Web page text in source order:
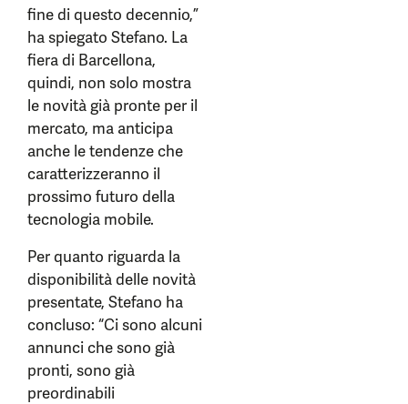
fine di questo decennio,”
ha spiegato Stefano. La
fiera di Barcellona,
quindi, non solo mostra
le novità già pronte per il
mercato, ma anticipa
anche le tendenze che
caratterizzeranno il
prossimo futuro della
tecnologia mobile.
Per quanto riguarda la
disponibilità delle novità
presentate, Stefano ha
concluso: “Ci sono alcuni
annunci che sono già
pronti, sono già
preordinabili